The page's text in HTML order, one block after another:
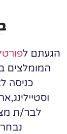
הגעתם ל
המומלצים
כניסה
לבר/ת